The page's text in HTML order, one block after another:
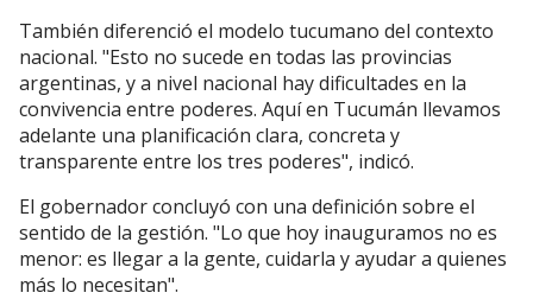
También diferenció el modelo tucumano del contexto
nacional. "Esto no sucede en todas las provincias
argentinas, y a nivel nacional hay dificultades en la
convivencia entre poderes. Aquí en Tucumán llevamos
adelante una planificación clara, concreta y
transparente entre los tres poderes", indicó.
El gobernador concluyó con una definición sobre el
sentido de la gestión. "Lo que hoy inauguramos no es
menor: es llegar a la gente, cuidarla y ayudar a quienes
más lo necesitan".